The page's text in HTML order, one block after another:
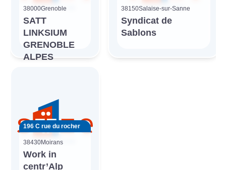
38000Grenoble
SATT
LINKSIUM
GRENOBLE
ALPES
38150Salaise-sur-Sanne
Syndicat de
Sablons
196 C rue du rocher
38430Moirans
Work in
centr’Alp